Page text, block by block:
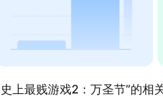
史上最贱游戏2：万圣节”的相